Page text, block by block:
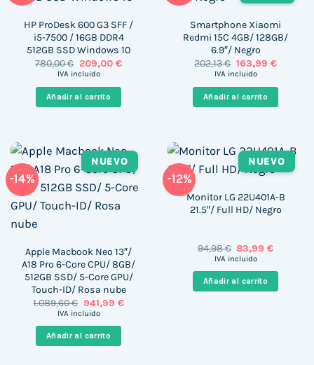
HP ProDesk 600 G3 SFF /
i5-7500 / 16GB DDR4
512GB SSD Windows 10
780,00€ El
precio
era:
780,00 €.
209,00 €El
es:
IVA incluido
Añadir al carrito
Smartphone Xiaomi
Redmi 15C 4GB/ 128GB/
6.9″/ Negro
202,13€ El
precio
era:
202,13 €.
163,99 €El
es:
IVA incluido
Añadir al carrito
-14%
NUEVO
Apple Macbook Neo 13″/
A18 Pro 6-Core CPU/ 8GB/
512GB SSD/ 5-Core GPU/
Touch-ID/ Rosa nube
1.089,60€ El
precio
era:
1.089,60 €.
941,99 €El
IVA incluido
Añadir al carrito
-12%
NUEVO
Monitor LG 22U401A-B
21.5″/ Full HD/ Negro
94,98€ El
precio
era:
94,98 €.
83,99€El
es:
83,99 €.
IVA incluido
Añadir al carrito